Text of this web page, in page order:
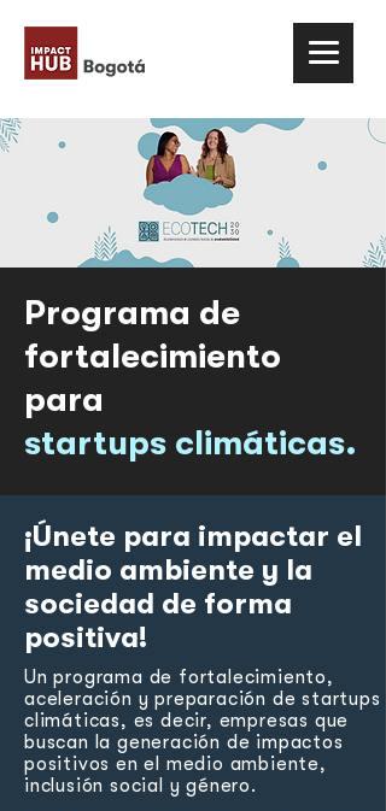
Programa de
fortalecimiento
para
startups climáticas.
¡Únete para impactar el
medio ambiente y la
sociedad de forma
positiva!
Un programa de fortalecimiento,
aceleración y preparación de startups
climáticas, es decir, empresas que
buscan la generación de impactos
positivos en el medio ambiente,
inclusión social y género.